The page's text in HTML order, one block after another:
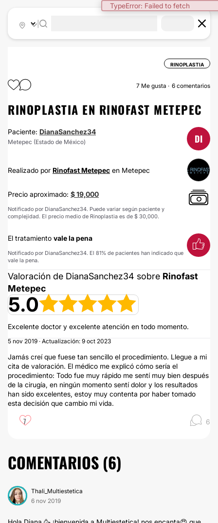
TypeError: Failed to fetch
RINOPLASTIA
7 Me gusta 6 comentarios
RINOPLASTIA EN RINOFAST METEPEC
Paciente: DianaSanchez34
Metepec (Estado de México) DI
Realizado por Rinofast Metepec en Metepec
Precio aproximado: $ 19,000
Notificado por DianaSanchez34. Puede variar según paciente y
complejidad. El precio medio de Rinoplastia es de $ 30,000.
El tratamiento vale la pena
Notificado por DianaSanchez34. El 81% de pacientes han indicado que
vale la pena.
Valoración de DianaSanchez34 sobre Rinofast
Metepec
5.0
Excelente doctor y excelente atención en todo momento.
5 nov 2019 · Actualización: 9 oct 2023
Jamás creí que fuese tan sencillo el procedimiento. Llegue a mi
cita de valoración. El médico me explicó cómo sería el
procedimiento: Todo fue muy rápido me sentí muy bien después
de la cirugía, en ningún momento sentí dolor y los resultados
han sido excelentes, estoy muy contenta por haber tomado
esta decisión que cambio mi vida.
7 6
COMENTARIOS (6)
Thali_Multiestetica
6 nov 2019